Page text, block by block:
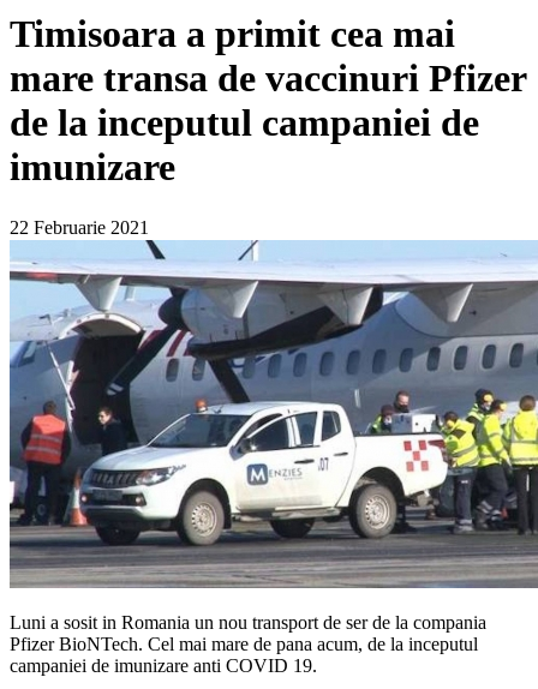
Timisoara a primit cea mai
mare transa de vaccinuri Pfizer
de la inceputul campaniei de
imunizare
22 Februarie 2021
Luni a sosit in Romania un nou transport de ser de la compania
Pfizer BioNTech. Cel mai mare de pana acum, de la inceputul
campaniei de imunizare anti COVID 19.